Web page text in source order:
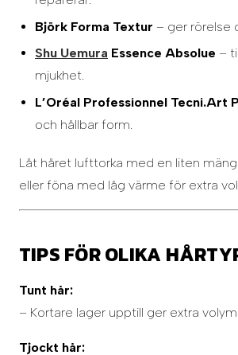
Björk Forma Textur – ger rörelse
Shu Uemura Essence Absolue –
mjukhet.
L’Oréal Professionnel Tecni.Art
och hållbar form.
Låt håret lufttorka med en liten
eller föna med låg värme för extra
TIPS FÖR OLIKA
Tunt hår:
– Kortare lager upptill ger extra volym.
Tjockt hår: